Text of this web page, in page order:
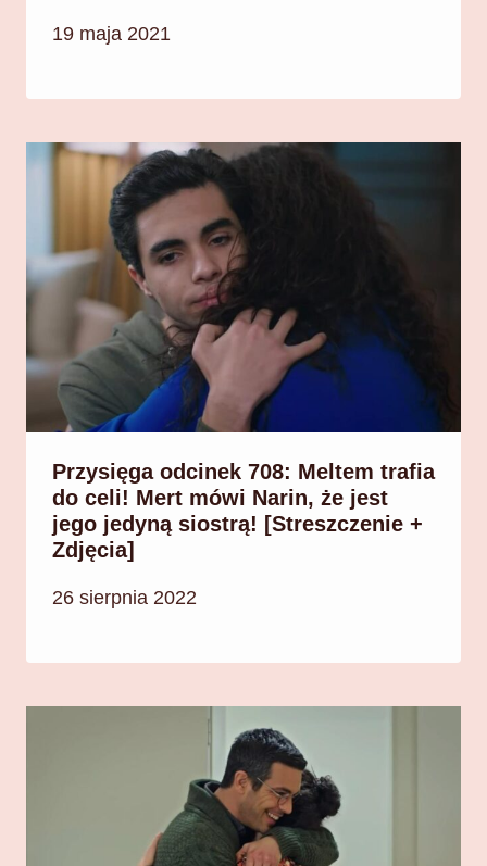
19 maja 2021
Przysięga odcinek 708: Meltem trafia
do celi! Mert mówi Narin, że jest
jego jedyną siostrą! [Streszczenie +
Zdjęcia]
26 sierpnia 2022